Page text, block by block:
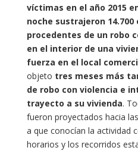
víctimas en el año 2015
noche sustrajeron
procedentes de un robo
en el interior de una
fuerza en el local
objeto tres meses más
de robo con violencia e
trayecto a su vivienda.
fueron proyectados hacia
a que conocían la actividad
horarios y los recorridos